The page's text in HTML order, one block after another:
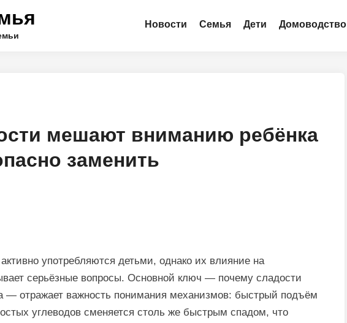
Новости Семья Дети Домоводство
мешают вниманию ребёнка
заменить
употребляются детьми, однако их влияние на
серьёзные вопросы. Основной ключ — почему сладости
отражает важность понимания механизмов: быстрый подъём
углеводов сменяется столь же быстрым спадом, что